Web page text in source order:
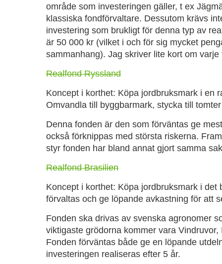
område som investeringen gäller, t ex
klassiska fondförvaltare. Dessutom krävs
investering som brukligt för denna typ av
är 50 000 kr (vilket i och för sig mycket
sammanhang). Jag skriver lite kort om varje
Realfond Ryssland
Koncept i korthet: Köpa jordbruksmark i en
Omvandla till byggbarmark, stycka till
Denna fonden är den som förväntas ge
också förknippas med största riskerna.
styr fonden har bland annat gjort samma
Realfond Brasilien
Koncept i korthet: Köpa jordbruksmark i det
förvaltas och ge löpande avkastning för att
Fonden ska drivas av svenska agronomer
viktigaste grödorna kommer vara
Fonden förväntas både ge en löpande
investeringen realiseras efter 5 år.